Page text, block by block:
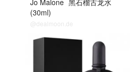
Jo Malone 黑石榴古龙水
(30ml)
@dealmoon.de